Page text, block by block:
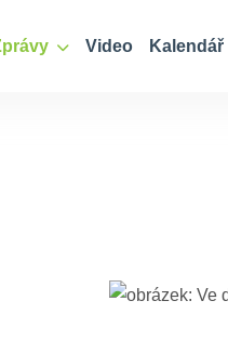
Video Kalendář